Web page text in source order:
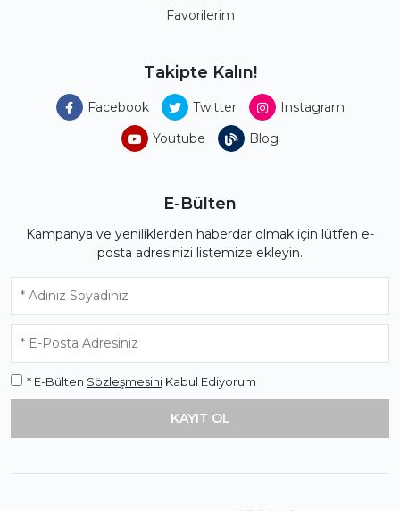
Favorilerim
Takipte Kalın!
Facebook Twitter
Instagram
Youtube
Blog
E-Bülten
Kampanya ve yeniliklerden haberdar olmak için lütfen e-
posta adresinizi listemize ekleyin.
* E-Bülten Sözleşmesini Kabul Ediyorum